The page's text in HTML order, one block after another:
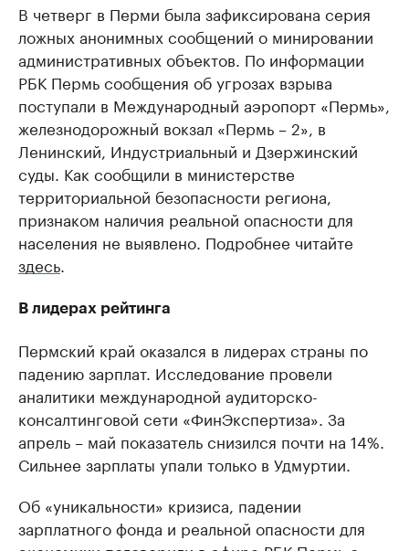
Крупнейшие производители и
продавцы медийной продукции
Ознакомьтесь с информацией в каталоге
Страховые
Посмотрите в
В четверг в Перми была зафиксирована серия
ложных анонимных сообщений о минировании
административных объектов. По информации
РБК Пермь сообщения об угрозах взрыва
поступали в Международный аэропорт «Пермь»,
железнодорожный вокзал «Пермь – 2», в
Ленинский, Индустриальный и Дзержинский
суды. Как сообщили в министерстве
территориальной безопасности региона,
признаком наличия реальной опасности для
населения не выявлено. Подробнее читайте
здесь
В лидерах рейтинга
Пермский край оказался в лидерах страны по
падению зарплат. Исследование провели
аналитики международной аудиторско-
консалтинговой сети «ФинЭкспертиза». За
апрель – май показатель снизился почти на 14%.
Сильнее зарплаты упали только в Удмуртии.
Об «уникальности» кризиса, падении
зарплатного фонда и реальной опасности для